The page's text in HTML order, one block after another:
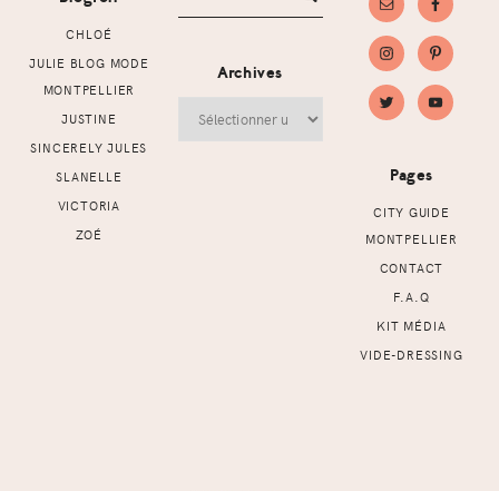
CHLOÉ
JULIE BLOG MODE
MONTPELLIER
JUSTINE
SINCERELY JULES
SLANELLE
VICTORIA
ZOÉ
Archives
Pages
CITY GUIDE
MONTPELLIER
CONTACT
F.A.Q
KIT MÉDIA
VIDE-DRESSING